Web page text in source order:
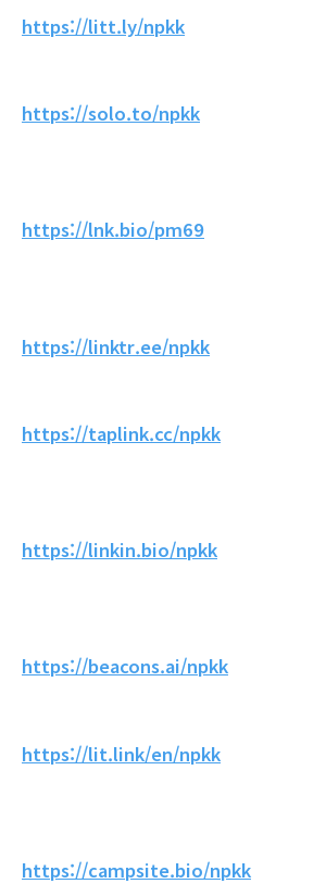
https://litt.ly/npkk
https://solo.to/npkk
https://lnk.bio/pm69
https://linktr.ee/npkk
https://taplink.cc/npkk
https://linkin.bio/npkk
https://beacons.ai/npkk
https://lit.link/en/npkk
https://campsite.bio/npkk